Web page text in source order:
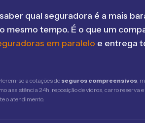
qual seguradora é a mais
mesmo tempo. É o que um
em paralelo e entrega
se a cotações deseguros compreensivos,
assistência 24h, reposição de vidros, carro reserva
o atendimento.